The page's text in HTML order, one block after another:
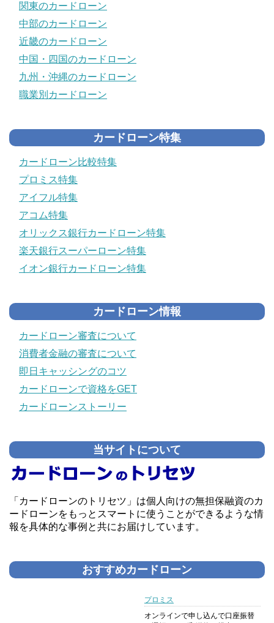
関東のカードローン
中部のカードローン
近畿のカードローン
中国・四国のカードローン
九州・沖縄のカードローン
職業別カードローン
カードローン特集
カードローン比較特集
プロミス特集
アイフル特集
アコム特集
オリックス銀行カードローン特集
楽天銀行スーパーローン特集
イオン銀行カードローン特集
カードローン情報
カードローン審査について
消費者金融の審査について
即日キャッシングのコツ
カードローンで資格をGET
カードローンストーリー
当サイトについて
「カードローンのトリセツ」は個人向けの無担保融資のカ
ードローンをもっとスマートに使うことができるような情
報を具体的な事例と共にお届けしています。
おすすめカードローン
プロミス
オンラインで申し込んで口座振替